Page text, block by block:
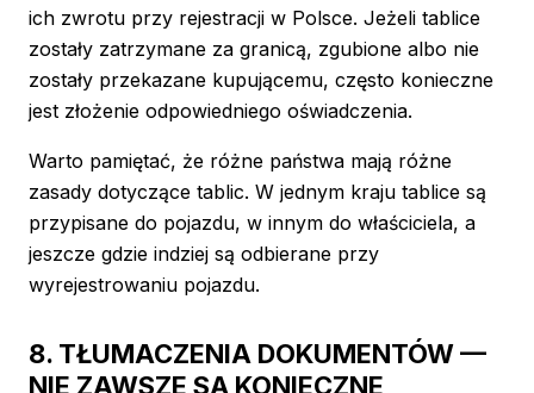
ich zwrotu przy rejestracji w Polsce. Jeżeli tablice
zostały zatrzymane za granicą, zgubione albo nie
zostały przekazane kupującemu, często konieczne
jest złożenie odpowiedniego oświadczenia.
Warto pamiętać, że różne państwa mają różne
zasady dotyczące tablic. W jednym kraju tablice są
przypisane do pojazdu, w innym do właściciela, a
jeszcze gdzie indziej są odbierane przy
wyrejestrowaniu pojazdu.
8. TŁUMACZENIA DOKUMENTÓW —
NIE ZAWSZE SĄ KONIECZNE